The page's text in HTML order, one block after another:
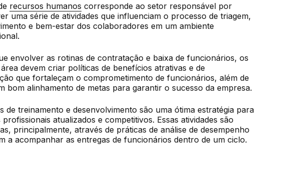
recursos humanos corresponde ao setor responsável por
uma série de atividades que influenciam o processo de triagem,
e bem-estar dos colaboradores em um ambiente
envolver as rotinas de contratação e baixa de funcionários, os
devem criar políticas de benefícios atrativas e de
que fortaleçam o comprometimento de funcionários, além de
bom alinhamento de metas para garantir o sucesso da empresa.
de treinamento e desenvolvimento são uma ótima estratégia para
atualizados e competitivos. Essas atividades são
principalmente, através de práticas de análise de desempenho
a acompanhar as entregas de funcionários dentro de um ciclo.